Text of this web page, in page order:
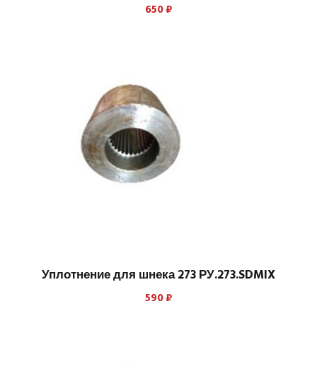
650₽
Уплотнение для шнека 273 РУ.273.SDMIX
590₽